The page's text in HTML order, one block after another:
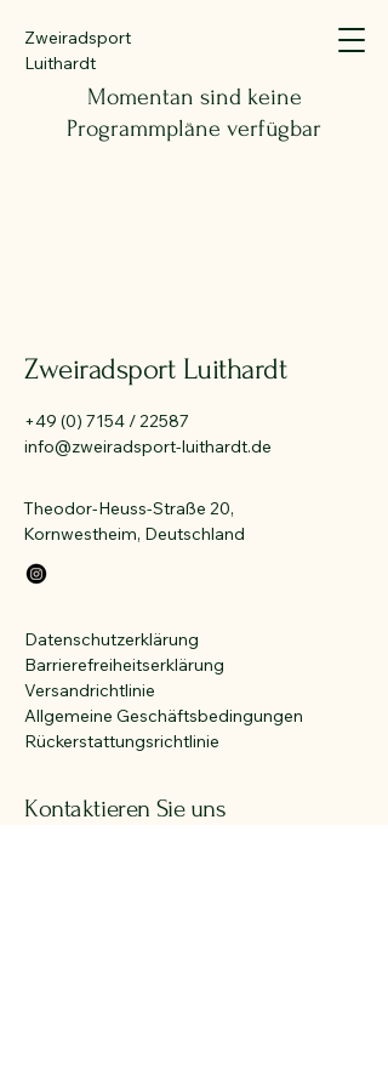
Zweiradsport
Luithardt
Momentan sind keine
Programmpläne verfügbar
Zweiradsport Luithardt
+49 (0) 7154 / 22587
info@zweiradsport-luithardt.de
Theodor-Heuss-Straße 20,
Kornwestheim, Deutschland
Datenschutzerklärung
Barrierefreiheitserklärung
Versandrichtlinie
Allgemeine Geschäftsbedingungen
Rückerstattungsrichtlinie
Kontaktieren Sie uns